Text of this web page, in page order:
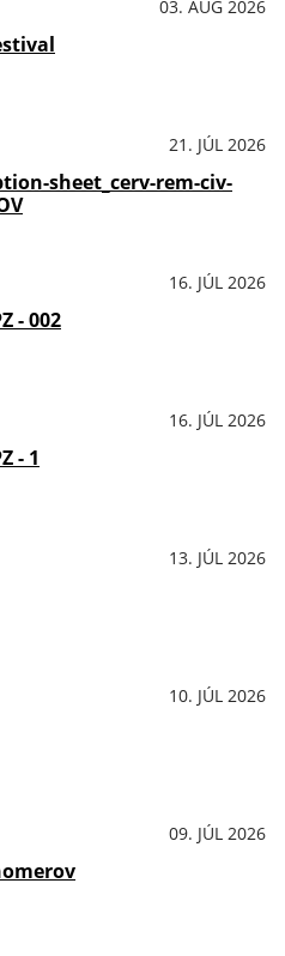
03. AUG 2026
21. JÚL 2026
sheet_cerv-rem-civ-
16. JÚL 2026
- 002
16. JÚL 2026
- 1
13. JÚL 2026
10. JÚL 2026
09. JÚL 2026